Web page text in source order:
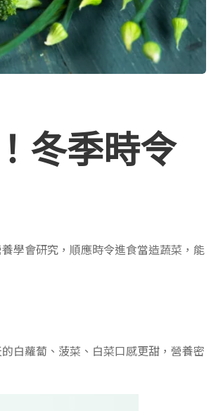
冬季時令
學會研究，順應時令進食當造蔬菜，能
白蘿蔔、菠菜、白菜口感更甜，營養密